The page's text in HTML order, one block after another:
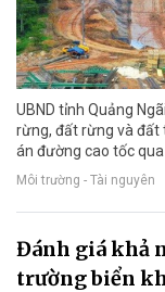
UBND tỉnh Quảng
rừng, đất rừng và đất
án đường cao tốc qua
Môi trường - Tài nguyên
Đánh giá khả
trường biển